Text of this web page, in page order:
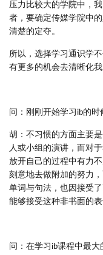
压力比较大的学院中，
者，要确定传媒学院中
清楚的定夺。
所以，选择学习通识学
有更多的机会去清晰化我
问：刚刚开始学习ib的
胡：不习惯的方面主要
人或小组的演讲，而对
放开自己的过程中有力
刻意地去做附加的努力
单词与句法，也因接受
能够接受这种非书面的表
问：在学习ib课程中最